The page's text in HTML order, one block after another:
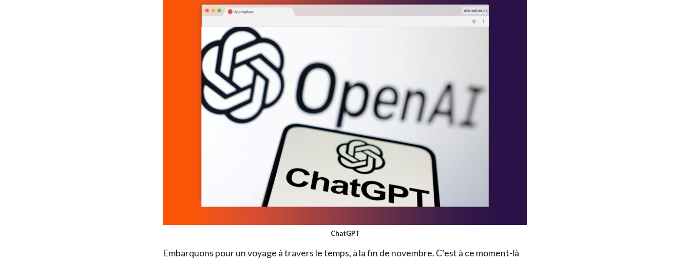
ChatGPT
Embarquons pour un voyage à travers le temps, à la fin de novembre. C’est à ce moment-là